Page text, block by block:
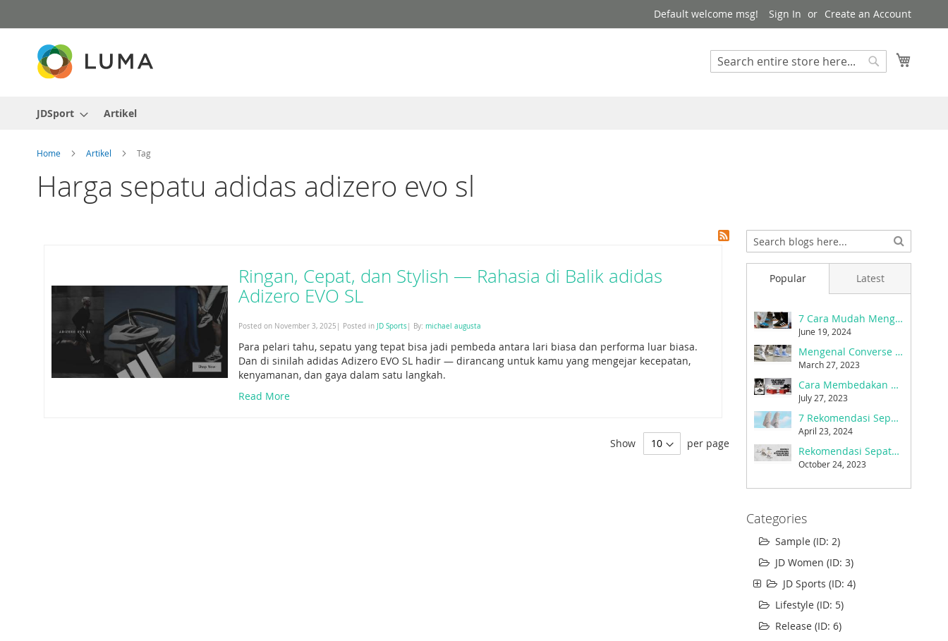
to
Content
Default welcome msg! Sign In Create an Account
Search
JDSport Artikel
Home Artikel Tag
Harga sepatu adidas adizero evo sl
Ringan, Cepat, dan Stylish — Rahasia di Balik adidas
Adizero EVO SL
Posted on November 3, 2025| Posted in JD Sports | By: michael augusta
Para pelari tahu, sepatu yang tepat bisa jadi pembeda antara lari biasa dan performa luar biasa.
Dan di sinilah adidas Adizero EVO SL hadir — dirancang untuk kamu yang mengejar kecepatan,
kenyamanan, dan gaya dalam satu langkah.
Read More
Show per page
Popular
7 Cara Mudah Mengatasi Sepatu Kebesaran
June 19, 2024
Mengenal Converse dan Sejarahnya Menjadi Sepatu Favorit Sejak 1908
March 27, 2023
Cara Membedakan Sepatu Converse Asli dan Palsu
July 27, 2023
7 Rekomendasi Sepatu Sneakers Wanita Tahun 2024
April 23, 2024
Rekomendasi Sepatu New Balance untuk Gaya dan Fungsi yang Pas Untukmu
October 24, 2023
Latest
Categories
Sample (ID: 2)
JD Women (ID: 3)
JD Sports (ID: 4)
Lifestyle (ID: 5)
Release (ID: 6)